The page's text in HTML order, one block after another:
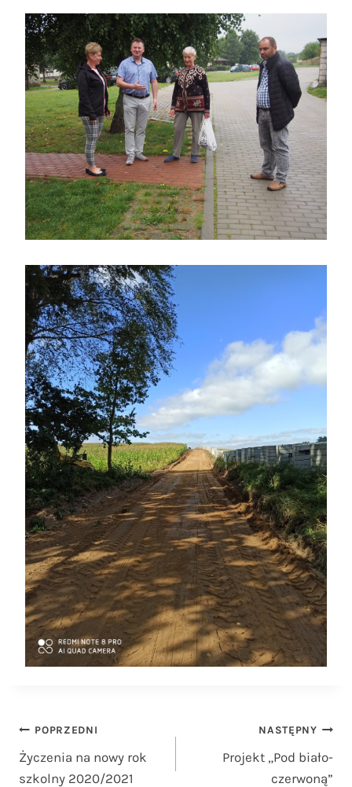
Nawigacja
wpisu
POPRZEDNI
Życzenia na nowy rok
szkolny 2020/2021
NASTĘPNY
Projekt „Pod biało-
czerwoną”